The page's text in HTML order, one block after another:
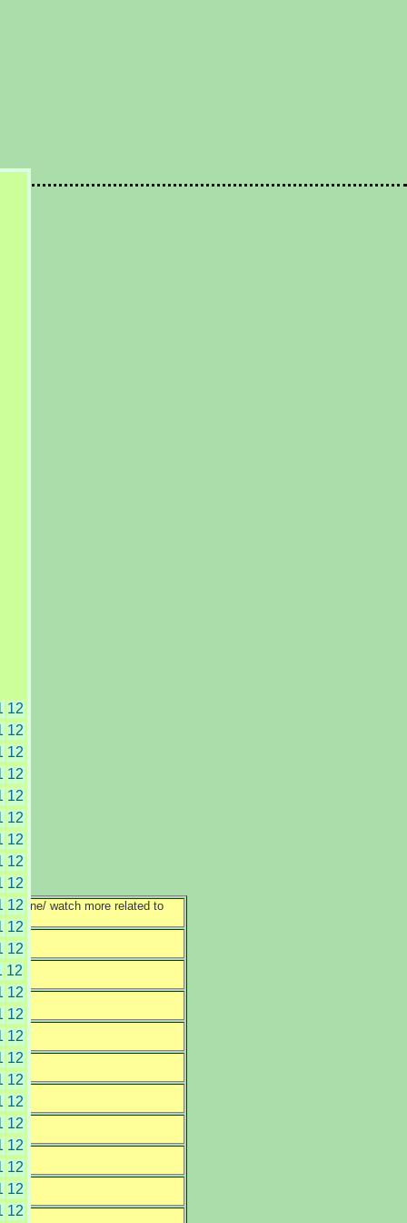
watch more related to
12
12
12
12
12
12
12
12
12
12
12
12
12
12
12
12
12
12
12
12
12
12
12
12